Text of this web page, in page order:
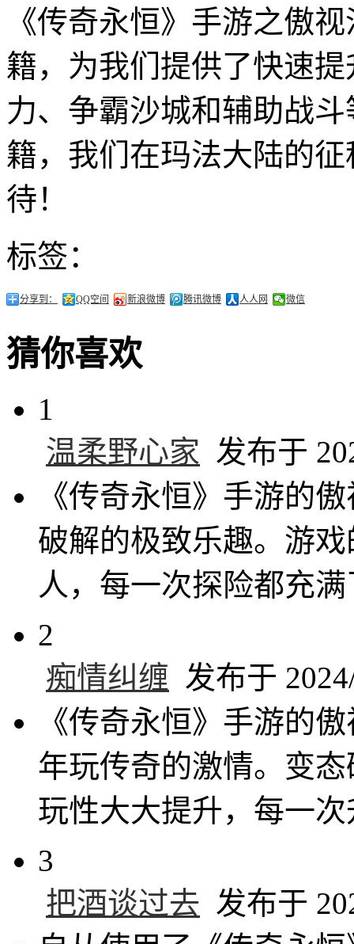
《传奇永恒》手游之傲
籍，为我们提供了快速
力、争霸沙城和辅助战
籍，我们在玛法大陆的
待！
标签：
分享到： QQ空间 新浪微博 腾讯微博 人人网 微信
猜你喜欢
1
温柔野心家 发布于
《传奇永恒》手游的
破解的极致乐趣。游
人，每一次探险都充
2
痴情纠缠 发布于
《传奇永恒》手游的
年玩传奇的激情。变
玩性大大提升，每一
3
把酒谈过去 发布于